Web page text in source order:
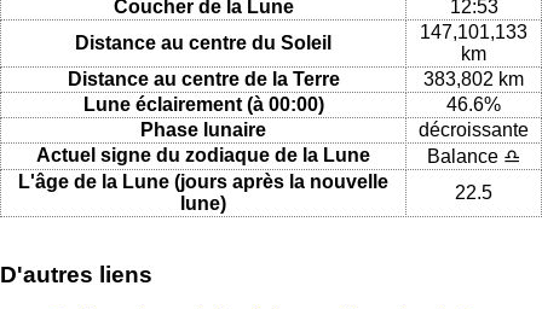
Coucher de la Lune
12:53
Distance au centre du Soleil
147,101,133
km
Distance au centre de la Terre
383,802 km
Lune éclairement (à 00:00)
46.6%
Phase lunaire
décroissante
Actuel signe du zodiaque de la Lune
Balance ♎
L'âge de la Lune (jours après la nouvelle
lune)
22.5
D'autres liens